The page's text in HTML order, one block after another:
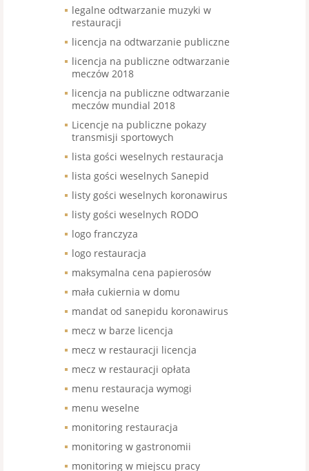
legalne odtwarzanie muzyki w
restauracji
licencja na odtwarzanie publiczne
licencja na publiczne odtwarzanie
meczów 2018
licencja na publiczne odtwarzanie
meczów mundial 2018
Licencje na publiczne pokazy
transmisji sportowych
lista gości weselnych restauracja
lista gości weselnych Sanepid
listy gości weselnych koronawirus
listy gości weselnych RODO
logo franczyza
logo restauracja
maksymalna cena papierosów
mała cukiernia w domu
mandat od sanepidu koronawirus
mecz w barze licencja
mecz w restauracji licencja
mecz w restauracji opłata
menu restauracja wymogi
menu weselne
monitoring restauracja
monitoring w gastronomii
monitoring w miejscu pracy